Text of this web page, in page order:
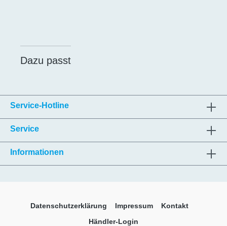
Dazu passt
Service-Hotline
Service
Informationen
Datenschutzerklärung Impressum
Kontakt
Händler-Login